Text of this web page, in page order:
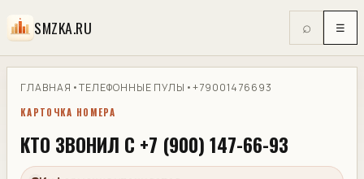
SMZKA.RU ⌕ ☰
ГЛАВНАЯ •ТЕЛЕФОННЫЕ ПУЛЫ •+79001476693
КАРТОЧКА НОМЕРА
КТО ЗВОНИЛ С +7 (900) 147-66-93